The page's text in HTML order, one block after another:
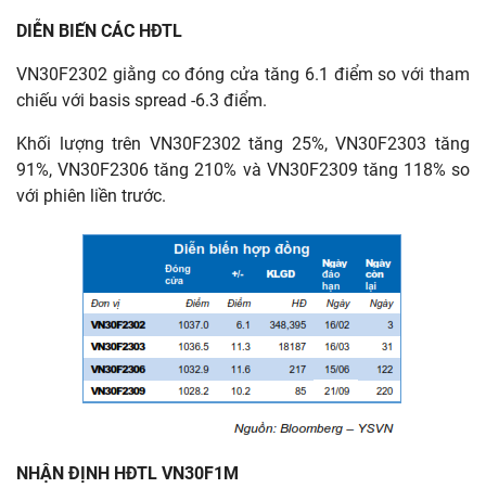
DIỄN BIẾN CÁC HĐTL
VN30F2302 giằng co đóng cửa tăng 6.1 điểm so với tham
chiếu với basis spread -6.3 điểm.
Khối lượng trên VN30F2302 tăng 25%, VN30F2303 tăng
91%, VN30F2306 tăng 210% và VN30F2309 tăng 118% so
với phiên liền trước.
NHẬN ĐỊNH HĐTL VN30F1M